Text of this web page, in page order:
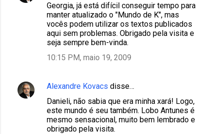
Georgia, já está difícil conseguir tempo para
manter atualizado o "Mundo de K", mas
vocês podem utilizar os textos publicados
aqui sem problemas. Obrigado pela visita e
seja sempre bem-vinda.
10:15 PM, maio 19, 2009
Alexandre Kovacs disse…
Danieli, não sabia que era minha xará! Logo,
este mundo é seu também. Lobo Antunes é
mesmo sensacional, muito bem lembrado e
obrigado pela visita.